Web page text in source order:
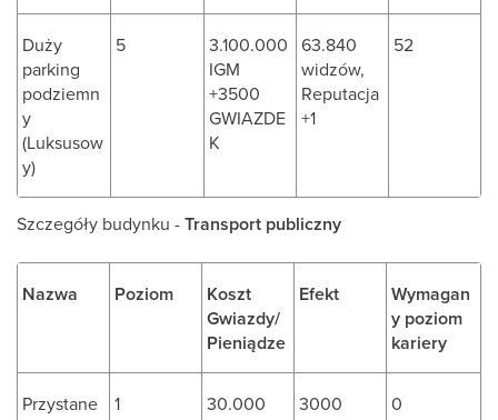
Duży
parking
podziemn
y
(Luksusow
y)
5
3.100.000
IGM
+3500
GWIAZDE
K
63.840
widzów,
Reputacja
+1
52
Szczegóły budynku -Transport publiczny
Nazwa Poziom
Koszt
Gwiazdy/
Pieniądze
Efekt
Wymagan
y poziom
kariery
Przystane
1
30.000
3000
0